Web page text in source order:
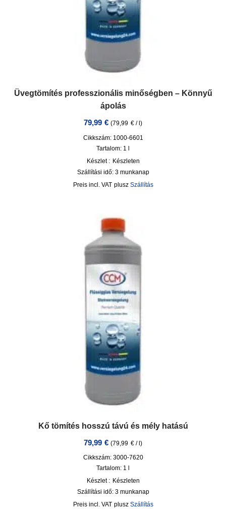
Üvegtömítés professzionális minőségben – Könnyű
ápolás
79,99 € (79,99 € / )
Cikkszám: 1000-6601
Tartalom: 1 l
Készlet : Készleten
Szállítási idő: 3 munkanap
incl. VAT plusz Szállítás
Kő tömítés hosszú távú és mély hatású
79,99 € (79,99 € /l)
Cikkszám: 3000-7620
Tartalom: 1
Készlet : Készleten
Szállítási idő: 3 munkanap
incl. VAT plusz Szállítás